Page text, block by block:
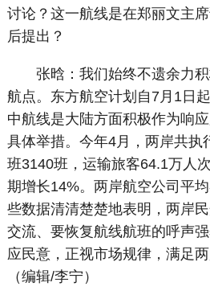
讨论？这一航线是在郑丽文主
后提出？
张晗：我们始终不遗余力积
航点。东方航空计划自7月1日
中航线是大陆方面积极作为响
具体举措。今年4月，两岸共执
班3140班，运输旅客64.1万人
期增长14%。两岸航空公司平
些数据清清楚楚地表明，两岸
交流、要恢复航线航班的呼声
应民意，正视市场规律，满足两
（编辑/李宁）